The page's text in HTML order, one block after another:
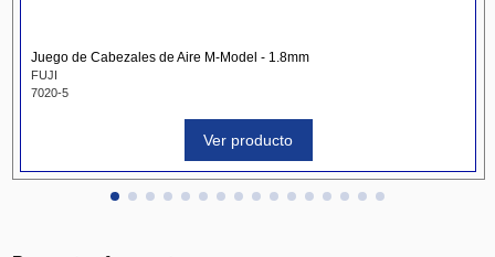
Juego de Cabezales de Aire M-Model - 1.8mm
FUJI
7020-5
Ver producto